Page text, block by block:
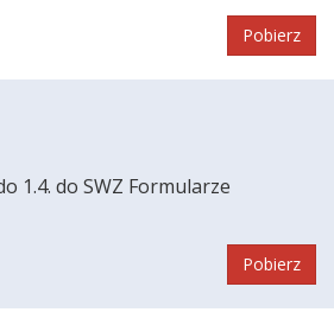
Pobierz
1.4. do SWZ Formularze
Pobierz